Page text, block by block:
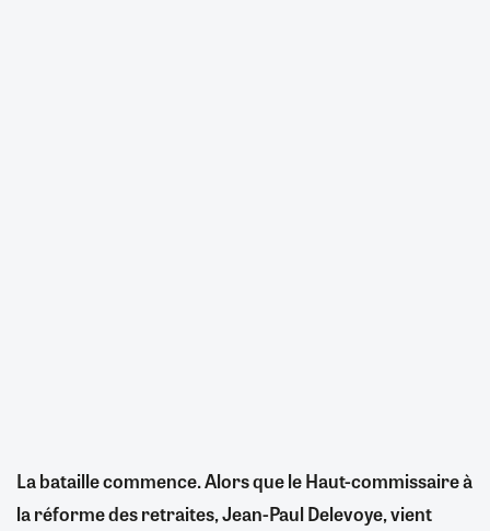
La bataille commence. Alors que le Haut-commissaire à
la réforme des retraites, Jean-Paul Delevoye, vient